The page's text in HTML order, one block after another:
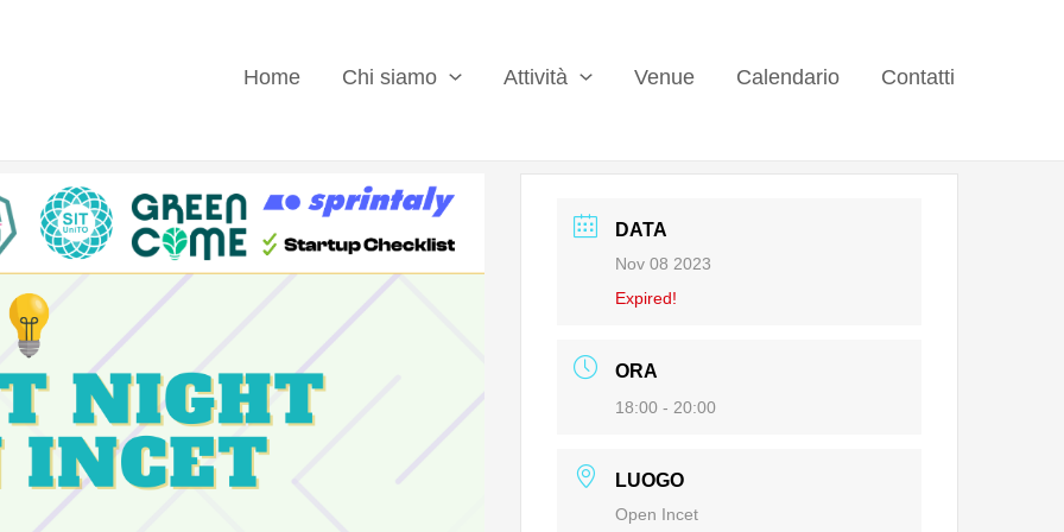
Home Chi siamo Attività Venue Calendario Contatti
DATA
Nov 08 2023
Expired!
ORA
18:00 - 20:00
LUOGO
Open Incet